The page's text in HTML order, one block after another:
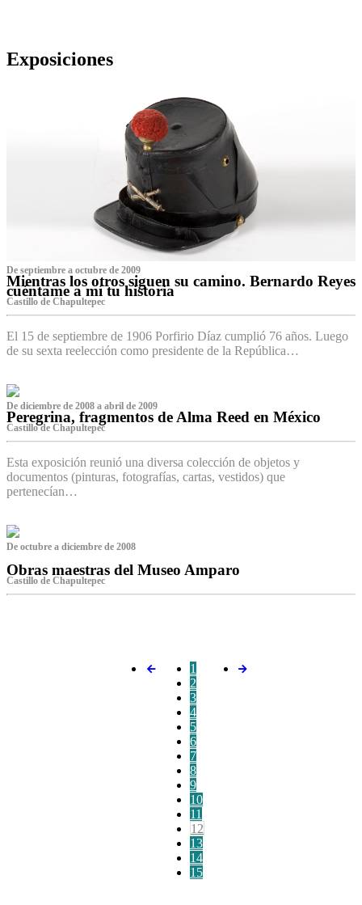
Exposiciones
De septiembre a octubre de 2009
Mientras los otros siguen su camino. Bernardo Reyes
cuéntame a mí tu historia
Castillo de Chapultepec
El 15 de septiembre de 1906 Porfirio Díaz cumplió 76 años. Luego
de su sexta reelección como presidente de la República…
De diciembre de 2008 a abril de 2009
Peregrina, fragmentos de Alma Reed en México
Castillo de Chapultepec
Esta exposición reunió una diversa colección de objetos y
documentos (pinturas, fotografías, cartas, vestidos) que
pertenecían…
De octubre a diciembre de 2008
Obras maestras del Museo Amparo
Castillo de Chapultepec
1
2
3
4
5
6
7
8
9
10
11
12
13
14
15